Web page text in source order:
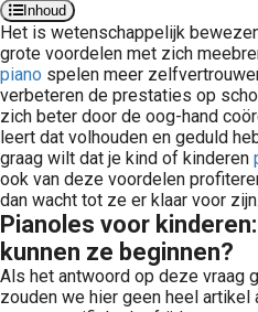
Inhoud
Het is wetenschappelijk
grote voordelen met zich
piano spelen meer
verbeteren de prestaties op
zich beter door de oog-hand
leert dat volhouden en geduld
graag wilt dat je kind of kinderen
ook van deze voordelen
dan wacht tot ze er klaar voor
Pianoles voor
kunnen ze beginnen?
Als het antwoord op deze vraag
zouden we hier geen heel artikel